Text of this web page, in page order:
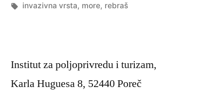
Oznake:
invazivna vrsta, more, rebraš
Institut za poljoprivredu i turizam,
Karla Huguesa 8, 52440 Poreč